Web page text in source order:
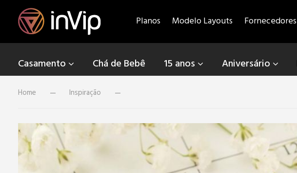
Planos Modelo Layouts Fornecedores
Casamento Chá de Bebê 15 anos Aniversário
Home Inspiração